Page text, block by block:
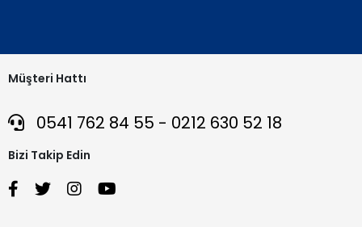
Müşteri Hattı
0541 762 84 55 - 0212 630 52 18
Bizi Takip Edin